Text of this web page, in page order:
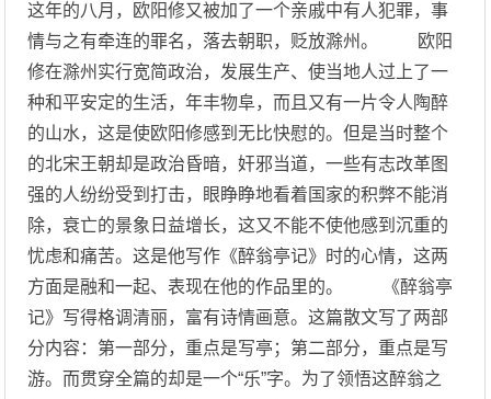
这年的八月，欧阳修又被加了一个亲戚中有人犯罪，事
情与之有牵连的罪名，落去朝职，贬放滁州。 欧阳
修在滁州实行宽简政治，发展生产、使当地人过上了一
种和平安定的生活，年丰物阜，而且又有一片令人陶醉
的山水，这是使欧阳修感到无比快慰的。但是当时整个
的北宋王朝却是政治昏暗，奸邪当道，一些有志改革图
强的人纷纷受到打击，眼睁睁地看着国家的积弊不能消
除，衰亡的景象日益增长，这又不能不使他感到沉重的
忧虑和痛苦。这是他写作《醉翁亭记》时的心情，这两
方面是融和一起、表现在他的作品里的。 《醉翁亭
记》写得格调清丽，富有诗情画意。这篇散文写了两部
分内容：第一部分，重点是写亭；第二部分，重点是写
游。而贯穿全篇的却是一个“乐”字。为了领悟这醉翁之